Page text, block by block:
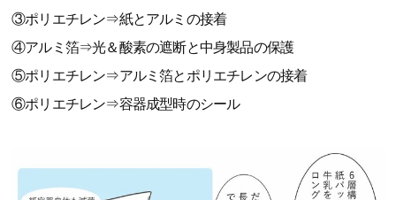
③ポリエチレン⇒紙とアルミの接着
④アルミ箔⇒光＆酸素の遮断と中身製品の保護
⑤ポリエチレン⇒アルミ箔とポリエチレンの接着
⑥ポリエチレン⇒容器成型時のシール